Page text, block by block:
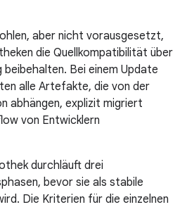
aber nicht vorausgesetzt,
die Quellkompatibilität über
beibehalten. Bei einem Update
alle Artefakte, die von der
abhängen, explizit migriert
von Entwicklern
durchläuft drei
bevor sie als stabile
Die Kriterien für die einzelnen